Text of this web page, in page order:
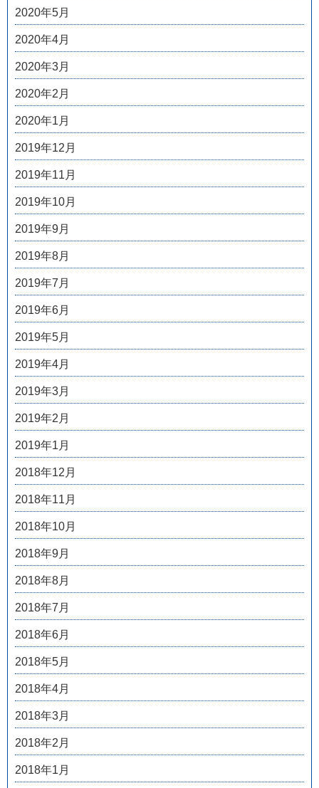
2020年5月
2020年4月
2020年3月
2020年2月
2020年1月
2019年12月
2019年11月
2019年10月
2019年9月
2019年8月
2019年7月
2019年6月
2019年5月
2019年4月
2019年3月
2019年2月
2019年1月
2018年12月
2018年11月
2018年10月
2018年9月
2018年8月
2018年7月
2018年6月
2018年5月
2018年4月
2018年3月
2018年2月
2018年1月